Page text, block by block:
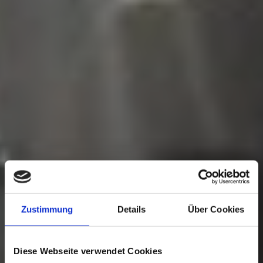
Zustimmung Details Über Cookies
Diese Webseite verwendet Cookies